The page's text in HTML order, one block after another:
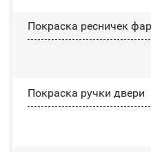
Покраска ресничек
Покраска ручки двери